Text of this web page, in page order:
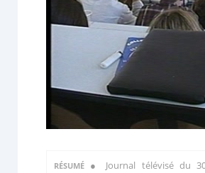
RÉSUMÉ ● Journal télévisé du